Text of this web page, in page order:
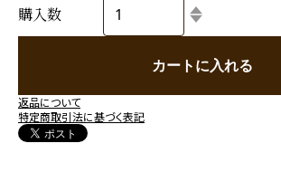
購入数
カートに入れる
返品について
特定商取引法に基づく表記